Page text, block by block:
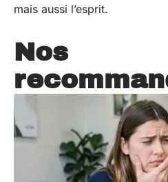
mais aussi l’esprit.
Nos